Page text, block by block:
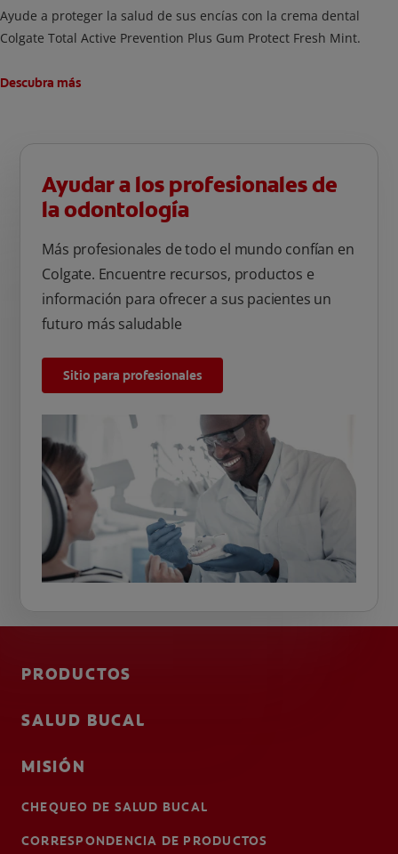
Ayude a proteger la salud de sus encías con la crema dental
Colgate Total Active Prevention Plus Gum Protect Fresh Mint.
Descubra más
Ayudar a los profesionales de
la odontología
Más profesionales de todo el mundo confían en
Colgate. Encuentre recursos, productos e
información para ofrecer a sus pacientes un
futuro más saludable
Sitio para profesionales
PRODUCTOS
SALUD BUCAL
MISIÓN
CHEQUEO DE SALUD BUCAL
CORRESPONDENCIA DE PRODUCTOS